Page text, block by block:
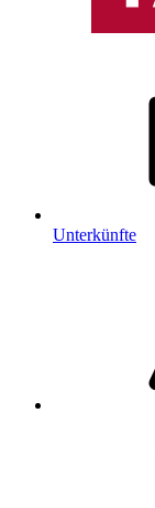
Unterkünfte